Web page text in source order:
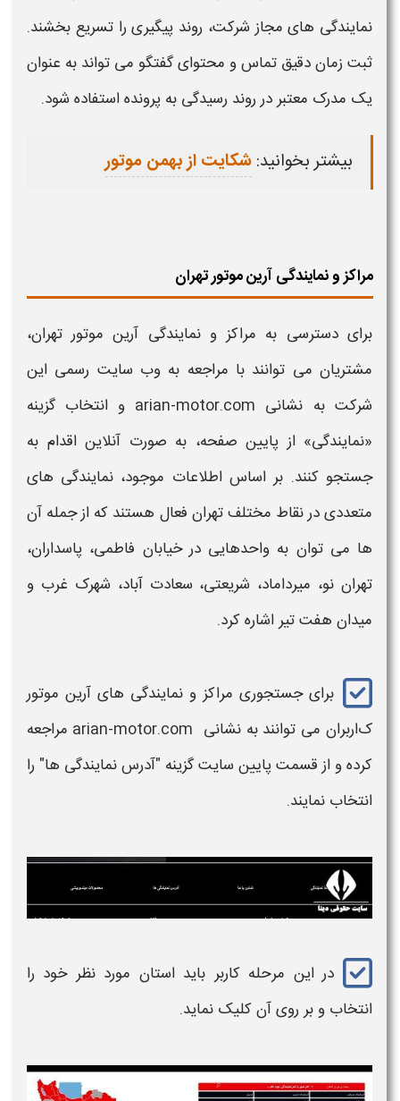
نمایندگی های مجاز شرکت، روند پیگیری را تسریع بخشند.
ثبت زمان دقیق تماس و محتوای گفتگو می تواند به عنوان
یک مدرک معتبر در روند رسیدگی به پرونده استفاده شود.
بیشتر بخوانید:شکایت از بهمن موتور
مراکز و نمایندگی آرین موتور تهران
برای دسترسی به مراکز و نمایندگی آرین موتور تهران،
مشتریان می توانند با مراجعه به وب سایت رسمی این
شرکت به نشانی arian-motor.com و انتخاب گزینه
«نمایندگی» از پایین صفحه، به صورت آنلاین اقدام به
جستجو کنند. بر اساس اطلاعات موجود، نمایندگی های
متعددی در نقاط مختلف تهران فعال هستند که از جمله آن
ها می توان به واحدهایی در خیابان فاطمی، پاسداران،
تهران نو، میرداماد، شریعتی، سعادت آباد، شهرک غرب و
میدان هفت تیر اشاره کرد.
برای جستجوری مراکز و نمایندگی های آرین موتور
ک
اربران می توانند به نشانی arian-motor.com مراجعه
کرده و از قسمت پایین سایت گزینه "آدرس نمایندگی ها" را
انتخاب نمایند.
در این مرحله کاربر باید استان مورد نظر خود را
انتخاب و بر روی آن کلیک نماید.